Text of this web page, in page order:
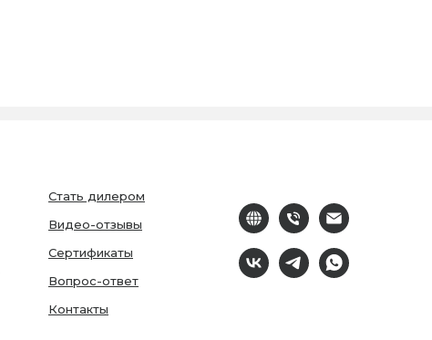
Стать дилером
Видео-отзывы
Сертификаты
Вопрос-ответ
Контакты